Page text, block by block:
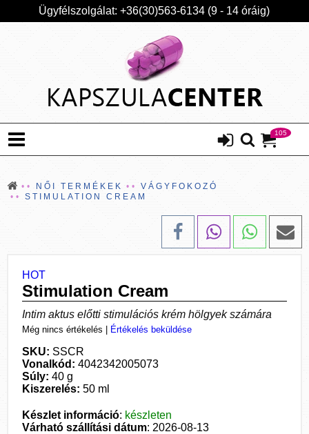
Ügyfélszolgálat: +36(30)563-6134 (9 - 14 óráig)
105
NŐI TERMÉKEK
VÁGYFOKOZÓ
STIMULATION CREAM
HOT
Stimulation Cream
Intim aktus előtti stimulációs krém hölgyek számára
Még nincs értékelés Értékelés beküldése
SKU: SSCR
Vonalkód: 4042342005073
Súly: 40 g
Kiszerelés: 50 ml
Készlet információ: készleten
Várható szállítási dátum: 2026-08-13